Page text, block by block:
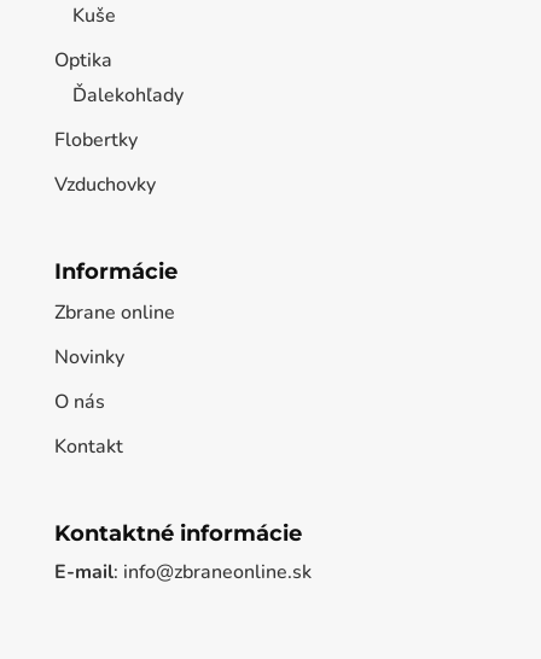
Kuše
Optika
Ďalekohľady
Flobertky
Vzduchovky
Informácie
Zbrane online
Novinky
O nás
Kontakt
Kontaktné informácie
E-mail: info@zbraneonline.sk